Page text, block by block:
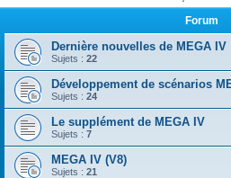
Forum
Dernière nouvelles de MEGA IV
Sujets : 22
Développement de scénarios
Sujets : 24
Le supplément de MEGA IV
Sujets : 7
MEGA IV (V8)
Sujets : 21